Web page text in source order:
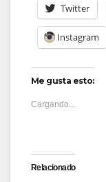
Twitter
Instagram
Me gusta esto:
Cargando...
Relacionado